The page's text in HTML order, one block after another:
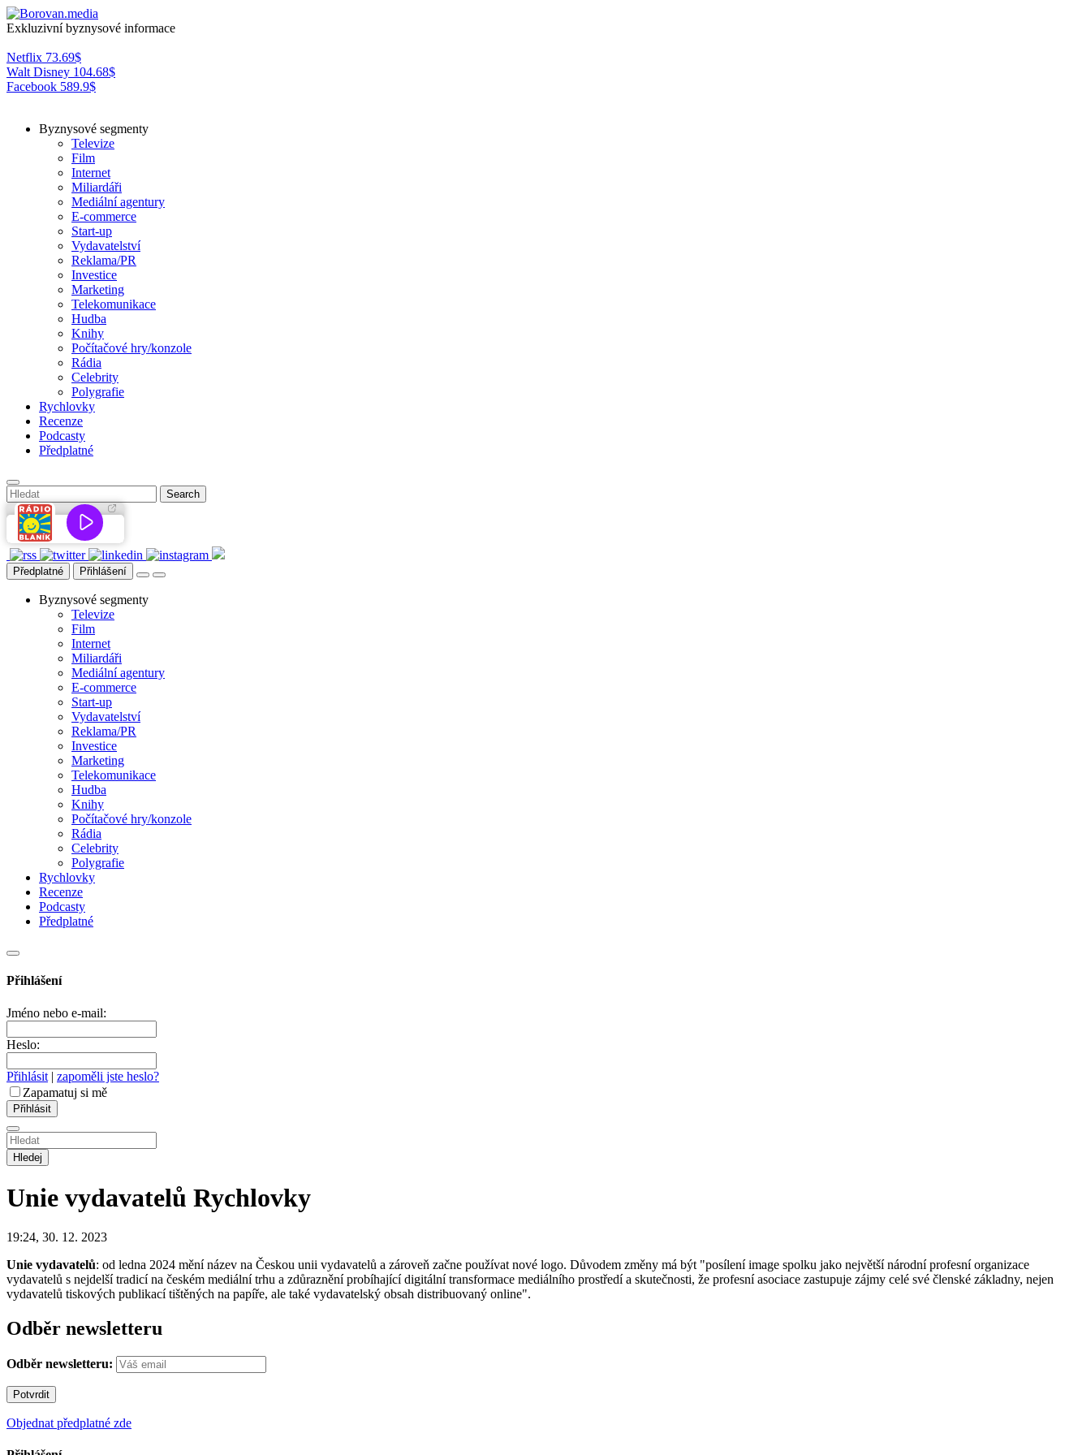
Exkluzivní byznysové informace
Netflix 73.69$
Walt Disney 104.68$
Facebook 589.9$
Byznysové segmenty
Televize
Film
Internet
Miliardáři
Mediální agentury
E-commerce
Start-up
Vydavatelství
Reklama/PR
Investice
Marketing
Telekomunikace
Hudba
Knihy
Počítačové hry/konzole
Rádia
Celebrity
Polygrafie
Rychlovky
Recenze
Podcasty
Předplatné
Předplatné Přihlášení
Byznysové segmenty
Televize
Film
Internet
Miliardáři
Mediální agentury
E-commerce
Start-up
Vydavatelství
Reklama/PR
Investice
Marketing
Telekomunikace
Hudba
Knihy
Počítačové hry/konzole
Rádia
Celebrity
Polygrafie
Rychlovky
Recenze
Podcasty
Předplatné
Přihlášení
Jméno nebo e-mail:
Heslo:
Přihlásit | zapoměli jste heslo?
Zapamatuj si mě
Hledej
Unie vydavatelů Rychlovky
19:24, 30. 12. 2023
Unie vydavatelů: od ledna 2024 mění název na Českou unii vydavatelů a zároveň začne používat nové logo. Důvodem změny má být "posílení image spolku jako největší národní profesní organizace
vydavatelů s nejdelší tradicí na českém mediální trhu a zdůraznění probíhající digitální transformace mediálního prostředí a skutečnosti, že profesní asociace zastupuje zájmy celé své členské základny, nejen
vydavatelů tiskových publikací tištěných na papíře, ale také vydavatelský obsah distribuovaný online".
Odběr newsletteru
Odběr newsletteru:
Objednat předplatné zde